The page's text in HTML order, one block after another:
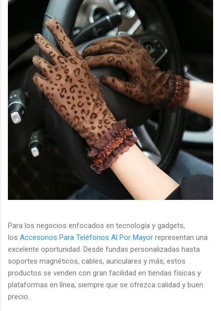
Para los negocios enfocados en tecnología y gadgets,
los Accesorios Para Teléfonos Al Por Mayor representan una
excelente oportunidad. Desde fundas personalizadas hasta
soportes magnéticos, cables, auriculares y más, estos
productos se venden con gran facilidad en tiendas físicas y
plataformas en línea, siempre que se ofrezca calidad y buen
precio.